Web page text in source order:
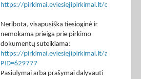
https://pirkimai.eviesiejipirkimai.lt/ctm/
Neribota, visapusiška tiesioginė ir
nemokama prieiga prie pirkimo
dokumentų suteikiama:
https://pirkimai.eviesiejipirkimai.lt/app/rfq/
PID=629777
Pasiūlymai arba prašymai dalyvauti